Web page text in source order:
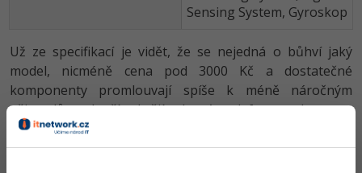
Sensing System, Gyroskop
Už ze specifikací je vidět, že se nejedná o bůhví jaký
model, nicméně cena pod 3000 Kč a dostatečné
komponenty promlouvají spíše k méně náročným
uživatelům, kteří chtějí chytrý telefon a k tomu
nejnovější vydanou verzi Androidu.